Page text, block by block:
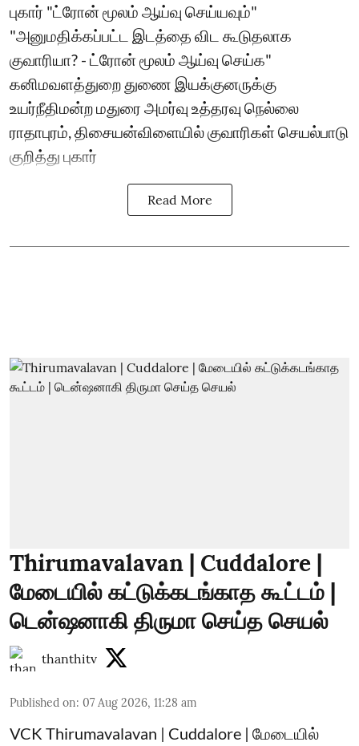
புகார் "ட்ரோன் மூலம் ஆய்வு செய்யவும்"
"அனுமதிக்கப்பட்ட இடத்தை விட கூடுதலாக
குவாரியா? - ட்ரோன் மூலம் ஆய்வு செய்க"
கனிமவளத்துறை துணை இயக்குனருக்கு
உயர்நீதிமன்ற மதுரை அமர்வு உத்தரவு நெல்லை
ராதாபுரம், திசையன்விளையில் குவாரிகள் செயல்பாடு
குறித்து புகார்
Read More
Thirumavalavan | Cuddalore |
மேடையில் கட்டுக்கடங்காத கூட்டம் |
டென்ஷனாகி திருமா செய்த செயல்
thanthitv
Published on: 07 Aug 2026, 11:28 am
VCK Thirumavalavan | Cuddalore | மேடையில்